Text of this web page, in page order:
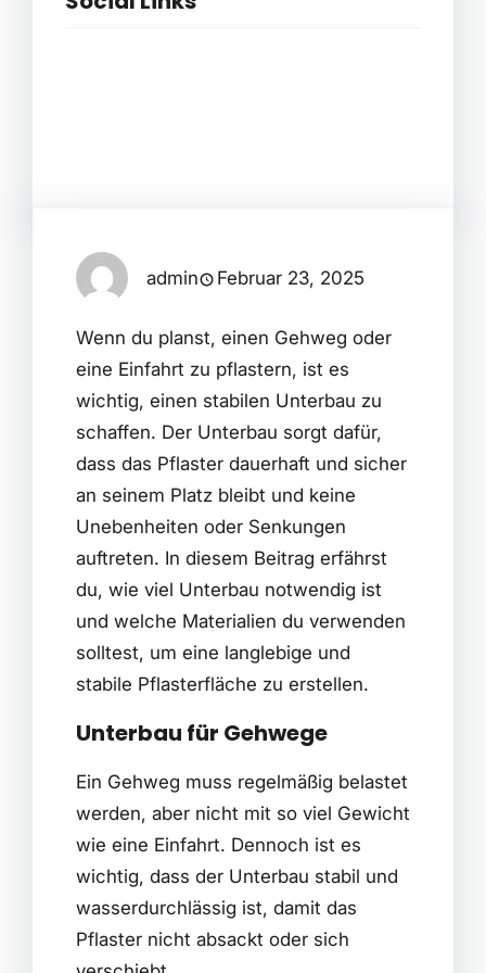
admin Februar 23, 2025
Wenn du planst, einen Gehweg oder
eine Einfahrt zu pflastern, ist es
wichtig, einen stabilen Unterbau zu
schaffen. Der Unterbau sorgt dafür,
dass das Pflaster dauerhaft und sicher
an seinem Platz bleibt und keine
Unebenheiten oder Senkungen
auftreten. In diesem Beitrag erfährst
du, wie viel Unterbau notwendig ist
und welche Materialien du verwenden
solltest, um eine langlebige und
stabile Pflasterfläche zu erstellen.
Unterbau für Gehwege
Ein Gehweg muss regelmäßig belastet
werden, aber nicht mit so viel Gewicht
wie eine Einfahrt. Dennoch ist es
wichtig, dass der Unterbau stabil und
wasserdurchlässig ist, damit das
Pflaster nicht absackt oder sich